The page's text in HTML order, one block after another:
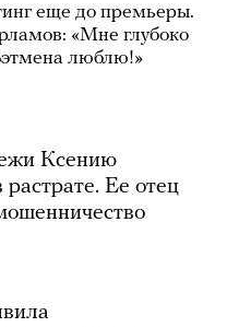
еще до премьеры.
«Мне глубоко
люблю!»
Ксению
растрате. Ее отец